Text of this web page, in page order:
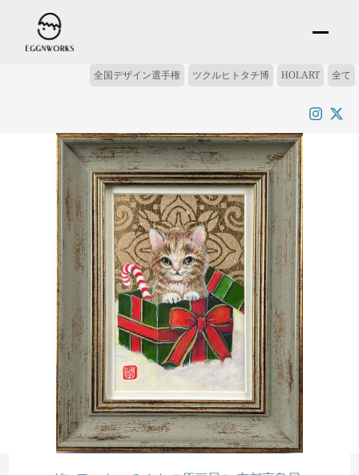
全国デザイン選手権 ツクルヒトタチ博 HOLART 全て